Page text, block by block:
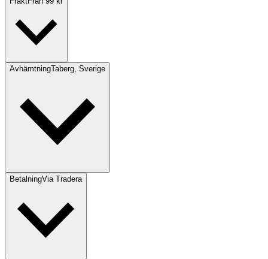
AvhämtningTaberg, Sverige
BetalningVia Tradera